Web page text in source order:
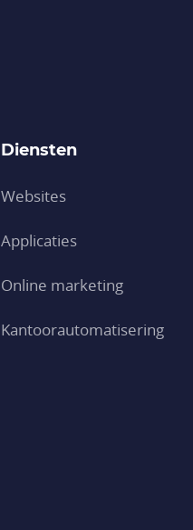
Diensten
Websites
Applicaties
Online marketing
Kantoor­automatisering